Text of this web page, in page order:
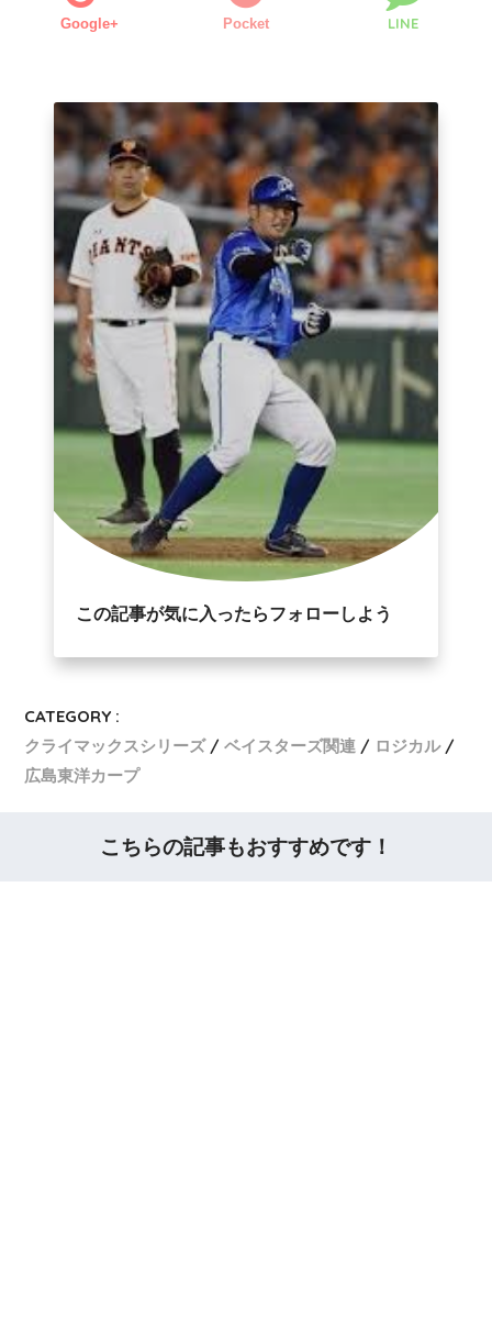
Google+ Pocket LINE
この記事が気に入ったらフォローしよう
CATEGORY :
クライマックスシリーズ
ベイスターズ関連
ロジカル
広島東洋カープ
こちらの記事もおすすめです！